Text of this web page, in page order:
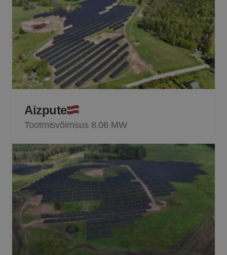
Aizpute
Tootmisvõimsus 8.06 MW